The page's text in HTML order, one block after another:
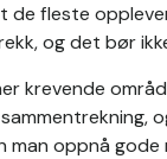
de fleste
og det bør
krevende
man oppnå